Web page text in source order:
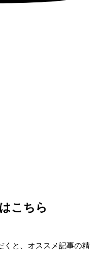
こちら
くと、オススメ記事の精